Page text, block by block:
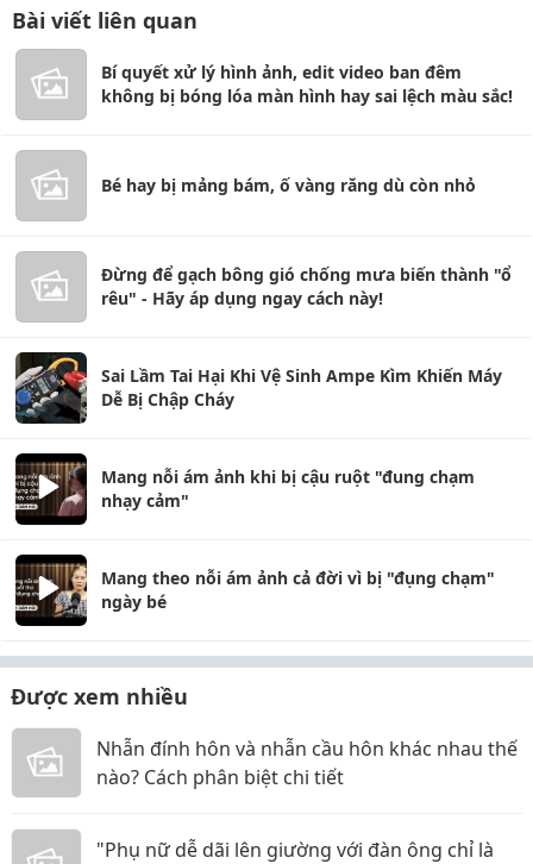
Bài viết liên quan
Bí quyết xử lý hình ảnh, edit video ban đêm
không bị bóng lóa màn hình hay sai lệch màu sắc!
Bé hay bị mảng bám, ố vàng răng dù còn nhỏ
Đừng để gạch bông gió chống mưa biến thành "ổ
rêu" - Hãy áp dụng ngay cách này!
Sai Lầm Tai Hại Khi Vệ Sinh Ampe Kìm Khiến Máy
Dễ Bị Chập Cháy
Mang nỗi ám ảnh khi bị cậu ruột "đung chạm
nhạy cảm"
Mang theo nỗi ám ảnh cả đời vì bị "đụng chạm"
ngày bé
Được xem nhiều
Nhẫn đính hôn và nhẫn cầu hôn khác nhau thế
nào? Cách phân biệt chi tiết
"Phụ nữ dễ dãi lên giường với đàn ông chỉ là